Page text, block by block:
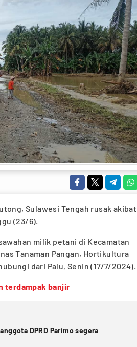
Sulawesi Tengah rusak akibat
(23/6).
milik petani di Kecamatan
Tanaman Pangan, Hortikultura
dari Palu, Senin (17/7/2024).
terdampak banjir
DPRD Parimo segera